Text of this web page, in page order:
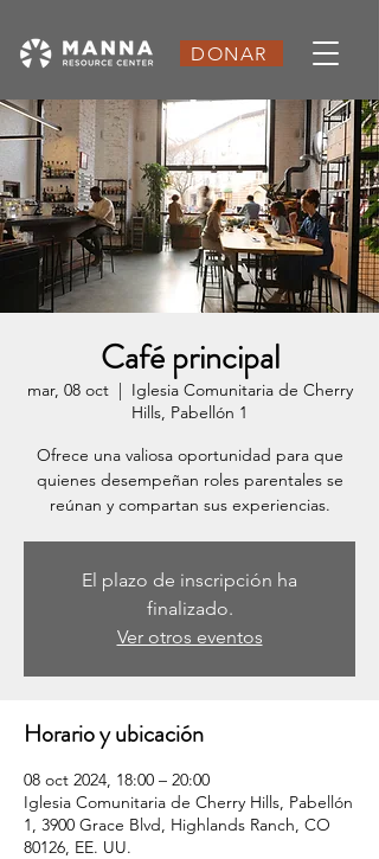
DONAR
Café principal
mar, 08 oct
  |
Iglesia Comunitaria de Cherry
Hills, Pabellón 1
Ofrece una valiosa oportunidad para que
quienes desempeñan roles parentales se
reúnan y compartan sus experiencias.
El plazo de inscripción ha
finalizado.
Ver otros eventos
Horario y ubicación
08 oct 2024, 18:00 – 20:00
Iglesia Comunitaria de Cherry Hills, Pabellón
1, 3900 Grace Blvd, Highlands Ranch, CO
80126, EE. UU.